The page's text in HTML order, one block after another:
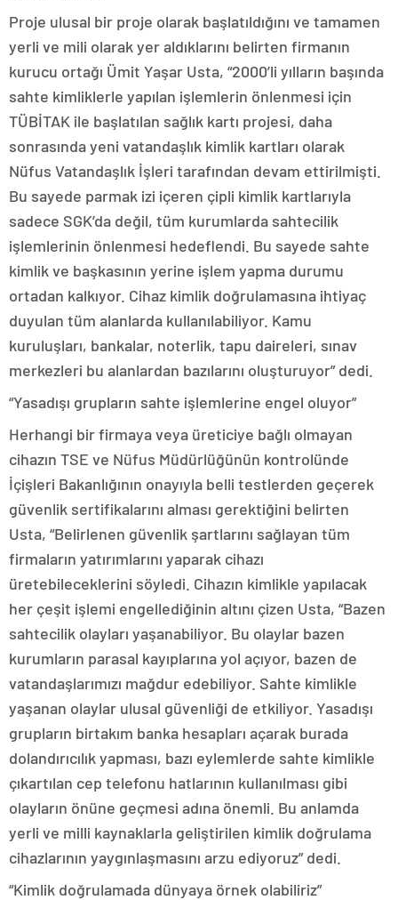
Proje ulusal bir proje olarak başlatıldığını ve tamamen
yerli ve mili olarak yer aldıklarını belirten firmanın
kurucu ortağı Ümit Yaşar Usta, “2000’li yılların başında
sahte kimliklerle yapılan işlemlerin önlenmesi için
TÜBİTAK ile başlatılan sağlık kartı projesi, daha
sonrasında yeni vatandaşlık kimlik kartları olarak
Nüfus Vatandaşlık İşleri tarafından devam ettirilmişti.
Bu sayede parmak izi içeren çipli kimlik kartlarıyla
sadece SGK’da değil, tüm kurumlarda sahtecilik
işlemlerinin önlenmesi hedeflendi. Bu sayede sahte
kimlik ve başkasının yerine işlem yapma durumu
ortadan kalkıyor. Cihaz kimlik doğrulamasına ihtiyaç
duyulan tüm alanlarda kullanılabiliyor. Kamu
kuruluşları, bankalar, noterlik, tapu daireleri, sınav
merkezleri bu alanlardan bazılarını oluşturuyor” dedi.
“Yasadışı grupların sahte işlemlerine engel oluyor”
Herhangi bir firmaya veya üreticiye bağlı olmayan
cihazın TSE ve Nüfus Müdürlüğünün kontrolünde
İçişleri Bakanlığının onayıyla belli testlerden geçerek
güvenlik sertifikalarını alması gerektiğini belirten
Usta, “Belirlenen güvenlik şartlarını sağlayan tüm
firmaların yatırımlarını yaparak cihazı
üretebileceklerini söyledi. Cihazın kimlikle yapılacak
her çeşit işlemi engellediğinin altını çizen Usta, “Bazen
sahtecilik olayları yaşanabiliyor. Bu olaylar bazen
kurumların parasal kayıplarına yol açıyor, bazen de
vatandaşlarımızı mağdur edebiliyor. Sahte kimlikle
yaşanan olaylar ulusal güvenliği de etkiliyor. Yasadışı
grupların birtakım banka hesapları açarak burada
dolandırıcılık yapması, bazı eylemlerde sahte kimlikle
çıkartılan cep telefonu hatlarının kullanılması gibi
olayların önüne geçmesi adına önemli. Bu anlamda
yerli ve milli kaynaklarla geliştirilen kimlik doğrulama
cihazlarının yaygınlaşmasını arzu ediyoruz” dedi.
“Kimlik doğrulamada dünyaya örnek olabiliriz”